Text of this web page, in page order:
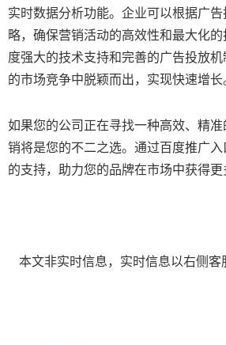
实时数据分析功能。企业可以根据广
略，确保营销活动的高效性和最大化
度强大的技术支持和完善的广告投放
的市场竞争中脱颖而出，实现快速增长
如果您的公司正在寻找一种高效、精
销将是您的不二之选。通过百度推广
的支持，助力您的品牌在市场中获得更
本文非实时信息，实时信息以右侧客